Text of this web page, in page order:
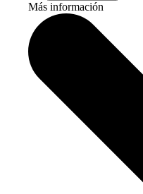
Más información